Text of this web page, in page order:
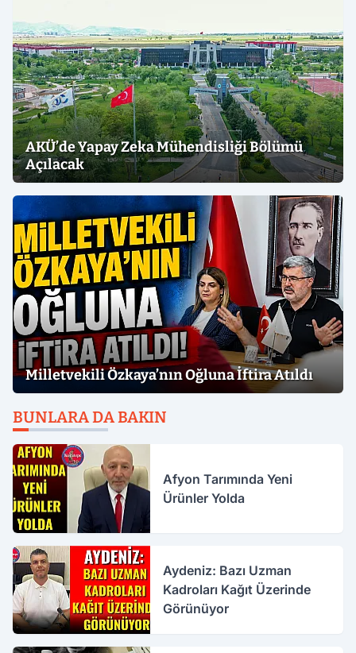
AKÜ’de Yapay Zeka Mühendisliği Bölümü
Açılacak
Milletvekili Özkaya’nın Oğluna İftira Atıldı
BUNLARA DA BAKIN
Afyon Tarımında Yeni
Ürünler Yolda
Aydeniz: Bazı Uzman
Kadroları Kağıt Üzerinde
Görünüyor